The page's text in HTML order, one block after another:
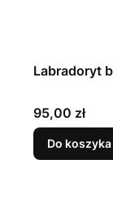
Labradoryt
Cena
95,00 zł
Do koszyka